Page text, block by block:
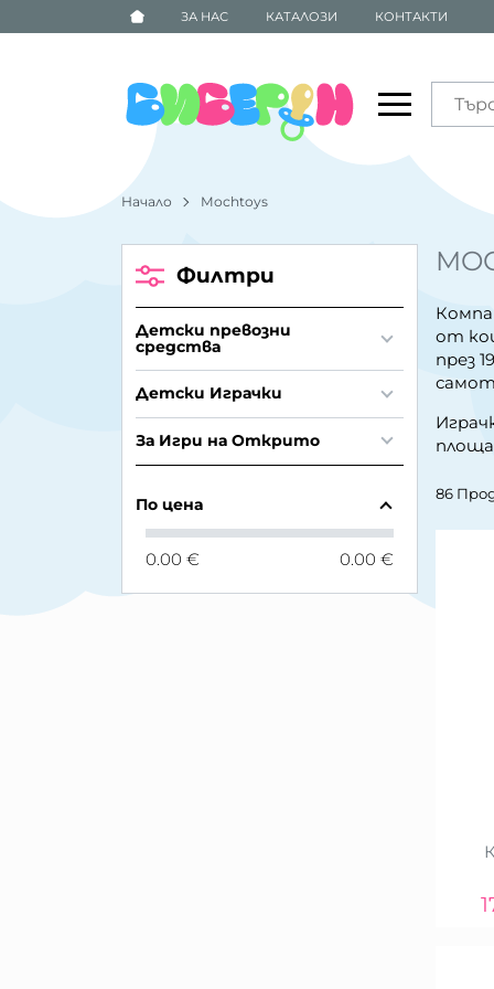
ЗА НАС КАТАЛОЗИ КОНТАКТИ
Начало Mochtoys
от
през
86
Филтри
Детски превозни
средства
Детски Играчки
За Игри на Открито
По цена
0.00 € 0.00 €